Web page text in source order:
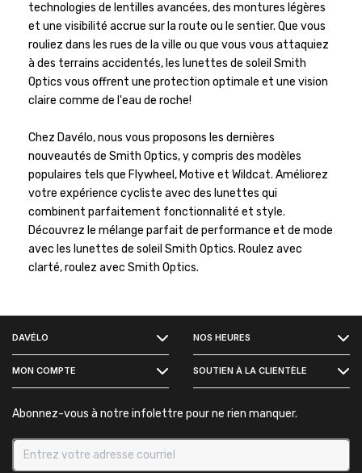
technologies de lentilles avancées, des montures légères
et une visibilité accrue sur la route ou le sentier. Que vous
rouliez dans les rues de la ville ou que vous vous attaquiez
à des terrains accidentés, les lunettes de soleil Smith
Optics vous offrent une protection optimale et une vision
claire comme de l'eau de roche!
Chez Davélo, nous vous proposons les dernières
nouveautés de Smith Optics, y compris des modèles
populaires tels que Flywheel, Motive et Wildcat. Améliorez
votre expérience cycliste avec des lunettes qui
combinent parfaitement fonctionnalité et style.
Découvrez le mélange parfait de performance et de mode
avec les lunettes de soleil Smith Optics. Roulez avec
clarté, roulez avec Smith Optics.
DAVÉLO NOS HEURES
MON COMPTE SOUTIEN À LA CLIENTÈLE
Abonnez-vous à notre infolettre pour ne rien manquer.